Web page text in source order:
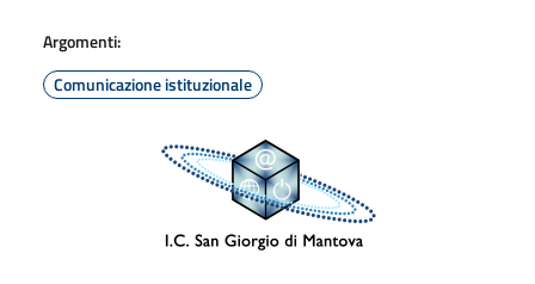
Argomenti:
Comunicazione istituzionale